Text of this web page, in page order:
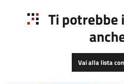
Ti
Vai alla lista